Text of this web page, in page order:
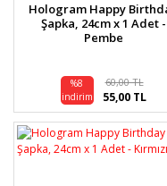
Hologram Happy
Şapka, 24cm x 1 Adet -
Pembe
%8
indirim
60,00 TL
55,00 TL